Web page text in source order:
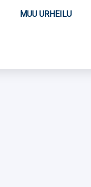
MUU URHEILU